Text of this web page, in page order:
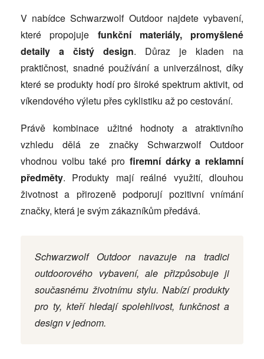
V nabídce Schwarzwolf Outdoor najdete vybavení,
které propojuje funkční materiály, promyšlené
detaily a čistý design. Důraz je kladen na
praktičnost, snadné používání a univerzálnost, díky
které se produkty hodí pro široké spektrum aktivit, od
víkendového výletu přes cyklistiku až po cestování.
Právě kombinace užitné hodnoty a atraktivního
vzhledu dělá ze značky Schwarzwolf Outdoor
vhodnou volbu také pro firemní dárky a reklamní
předměty. Produkty mají reálné využití, dlouhou
životnost a přirozeně podporují pozitivní vnímání
značky, která je svým zákazníkům předává.
Schwarzwolf Outdoor navazuje na tradici
outdoorového vybavení, ale přizpůsobuje ji
současnému životnímu stylu. Nabízí produkty
pro ty, kteří hledají spolehlivost, funkčnost a
design v jednom.